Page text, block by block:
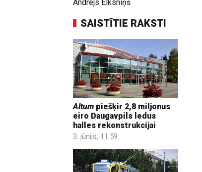
Andrejs Elksniņš
SAISTĪTIE RAKSTI
Altum piešķir 2,8 miljonus
eiro Daugavpils ledus
halles rekonstrukcijai
3. jūnijs, 11:59